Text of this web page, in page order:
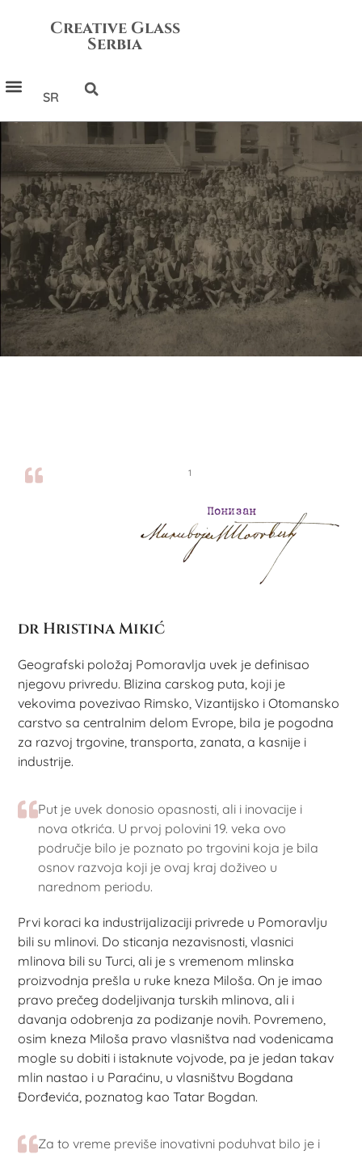
Creative Glass
Serbia
SR
1
dr Hristina Mikić
Geografski položaj Pomoravlja uvek je definisao
njegovu privredu. Blizina carskog puta, koji je
vekovima povezivao Rimsko, Vizantijsko i Otomansko
carstvo sa centralnim delom Evrope, bila je pogodna
za razvoj trgovine, transporta, zanata, a kasnije i
industrije.
Put je uvek donosio opasnosti, ali i inovacije i
nova otkrića. U prvoj polovini 19. veka ovo
područje bilo je poznato po trgovini koja je bila
osnov razvoja koji je ovaj kraj doživeo u
narednom periodu.
Prvi koraci ka industrijalizaciji privrede u Pomoravlju
bili su mlinovi. Do sticanja nezavisnosti, vlasnici
mlinova bili su Turci, ali je s vremenom mlinska
proizvodnja prešla u ruke kneza Miloša. On je imao
pravo prečeg dodeljivanja turskih mlinova, ali i
davanja odobrenja za podizanje novih. Povremeno,
osim kneza Miloša pravo vlasništva nad vodenicama
mogle su dobiti i istaknute vojvode, pa je jedan takav
mlin nastao i u Paraćinu, u vlasništvu Bogdana
Đorđevića, poznatog kao Tatar Bogdan.
Za to vreme previše inovativni poduhvat bilo je i